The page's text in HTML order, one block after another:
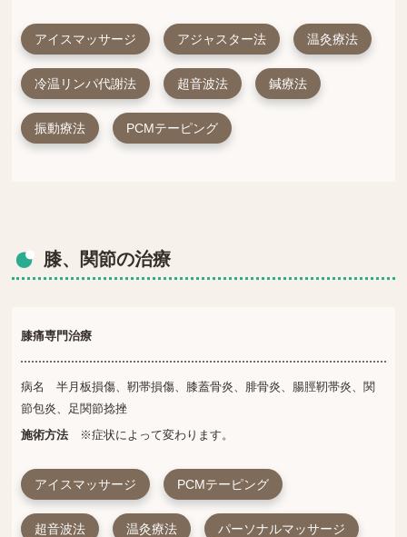
アイスマッサージ アジャスター法 温灸療法
冷温リンパ代謝法 超音波法 鍼療法
振動療法 PCMテーピング
膝、関節の治療
膝痛専門治療
病名 半月板損傷、靭帯損傷、膝蓋骨炎、腓骨炎、腸脛靭帯炎、関
節包炎、足関節捻挫
施術方法
※症状によって変わります。
アイスマッサージ PCMテーピング
超音波法 温灸療法 パーソナルマッサージ